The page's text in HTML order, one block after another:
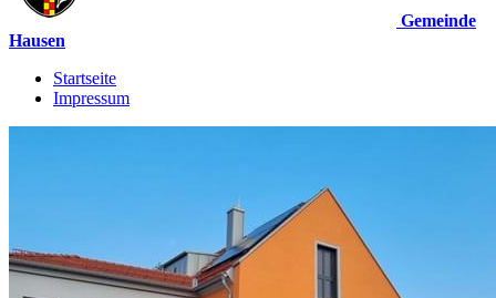
Gemeinde
Hausen
Startseite
Impressum